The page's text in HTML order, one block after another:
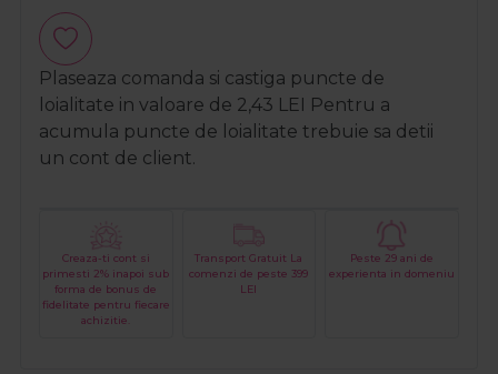
Plaseaza comanda si castiga puncte de
loialitate in valoare de 2,43 LEI Pentru a
acumula puncte de loialitate trebuie sa detii
un cont de client.
Creaza-ti cont si
primesti 2% inapoi sub
forma de bonus de
fidelitate pentru fiecare
achizitie.
Transport Gratuit La
comenzi de peste 399
LEI
Peste 29 ani de
experienta in domeniu